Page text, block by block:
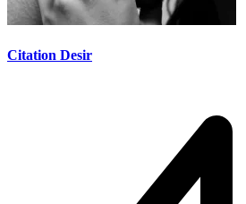
Citation Desir